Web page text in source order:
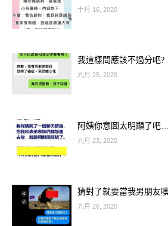
十月 16, 2020
我這樣問應該不過分吧?
九月 25, 2020
阿姨你意圖太明顯了吧…
九月 23, 2020
猜對了就要當我男朋友
九月 26, 2020